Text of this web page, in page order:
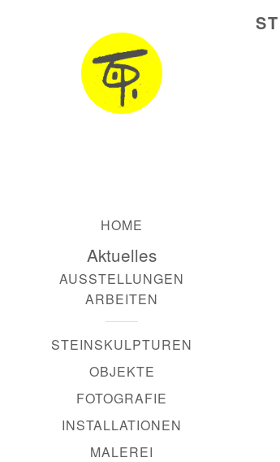
HOME
Aktuelles
AUSSTELLUNGEN
ARBEITEN
STEINSKULPTUREN
OBJEKTE
FOTOGRAFIE
INSTALLATIONEN
MALEREI